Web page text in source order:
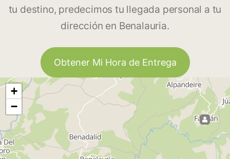
tu destino, predecimos tu llegada personal a tu
dirección en Benalauria.
Obtener Mi Hora de Entrega
+
−